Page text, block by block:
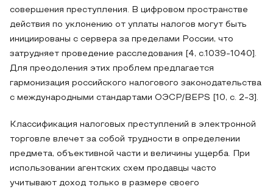
совершения преступления. В цифровом пространстве
действия по уклонению от уплаты налогов могут быть
инициированы с сервера за пределами России, что
затрудняет проведение расследования [4, с.1039-1040].
Для преодоления этих проблем предлагается
гармонизация российского налогового законодательства
с международными стандартами ОЭСР/BEPS [10, с. 2-3].
Классификация налоговых преступлений в электронной
торговле влечет за собой трудности в определении
предмета, объективной части и величины ущерба. При
использовании агентских схем продавцы часто
учитывают доход только в размере своего